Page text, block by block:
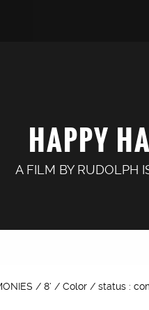
HAPPY
A FILM BY RUDOLPH
/ 8’ / Color / status :